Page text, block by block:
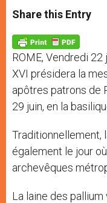
t
s
p
p
s
e
g
e
r
e
b
o
k
Share this Entry
ROME, Vendredi 22
XVI présidera la
apôtres patrons de
29 juin, en la
Traditionnellement,
également le jour
archevêques
La laine des